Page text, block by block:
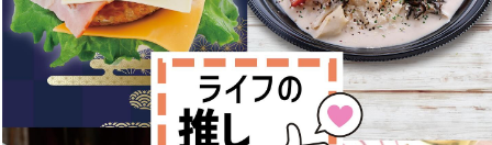
企業情報
IR情報